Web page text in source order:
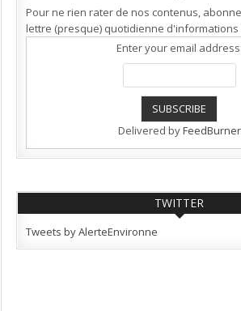
Pour ne rien rater de nos contenus,
lettre (presque) quotidienne d'informations
Enter your email address:
Delivered byFeedBurner
TWITTER
Tweets by AlerteEnvironne